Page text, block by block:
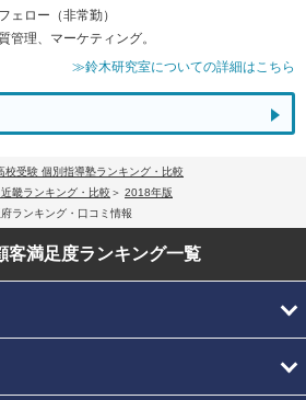
ェロー（非常勤）
管理、マーケティング。
≫鈴木研究室についての詳細はこちら
校受験 個別指導塾ランキング・比較
畿ランキング・比較
2018年版
ランキング・口コミ情報
客満足度ランキング一覧